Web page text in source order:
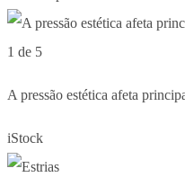
1 de 5
A pressão estética afeta
iStock